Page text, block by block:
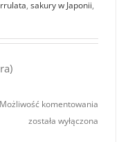
, sakury w Japonii,
Możliwość komentowania
została wyłączona